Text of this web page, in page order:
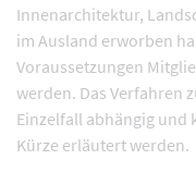
Innenarchitektur,
im Ausland erworben
Voraussetzungen
werden. Das Verfahren
Einzelfall abhängig und
Kürze erläutert werden.